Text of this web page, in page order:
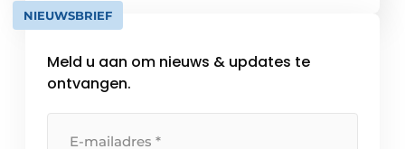
NIEUWSBRIEF
Meld u aan om nieuws & updates te
ontvangen.